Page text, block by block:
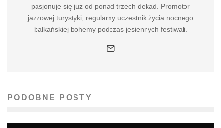
pasjonuje się już od ponad trzech dekad. Promotor
jazzowej turystyki, regularny uczestnik życia nocnego
bałkańskiej bohemy podczas jesiennych festiwali.
PODOBNE POSTY